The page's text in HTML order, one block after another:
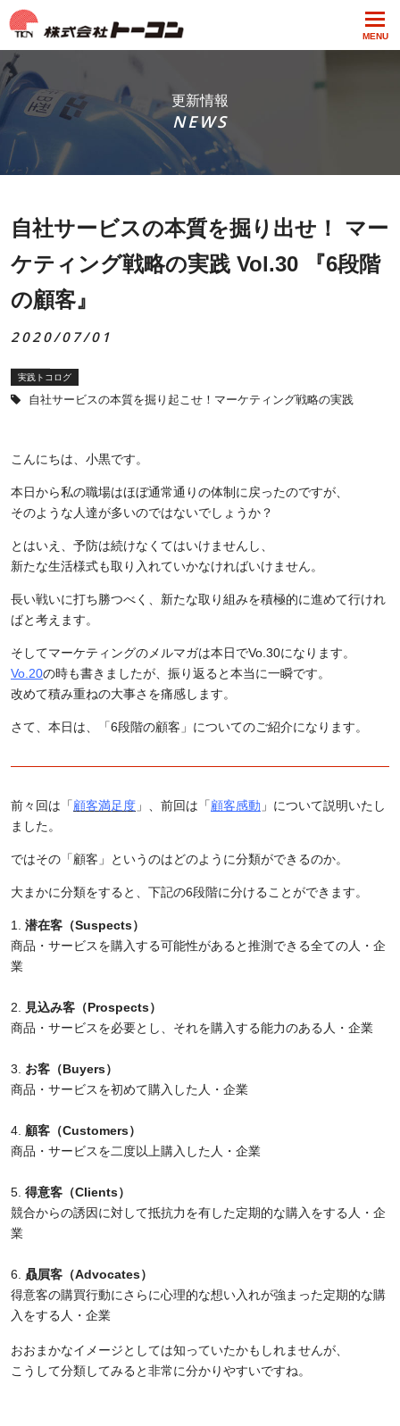
MENU
更新情報
NEWS
自社サービスの本質を掘り出せ！ マー
ケティング戦略の実践 Vol.30 『6段階
の顧客』
2020/07/01
実践トコログ
自社サービスの本質を掘り起こせ！マーケティング戦略の実践
こんにちは、小黒です。
本日から私の職場はほぼ通常通りの体制に戻ったのですが、
そのような人達が多いのではないでしょうか？
とはいえ、予防は続けなくてはいけませんし、
新たな生活様式も取り入れていかなければいけません。
長い戦いに打ち勝つべく、新たな取り組みを積極的に進めて行けれ
ばと考えます。
そしてマーケティングのメルマガは本日でVo.30になります。
Vo.20の時も書きましたが、振り返ると本当に一瞬です。
改めて積み重ねの大事さを痛感します。
さて、本日は、「6段階の顧客」についてのご紹介になります。
前々回は「顧客満足度 」、前回は「顧客感動 」について説明いたし
ました。
ではその「顧客」というのはどのように分類ができるのか。
大まかに分類をすると、下記の6段階に分けることができます。
潜在客（Suspects）
商品・サービスを購入する可能性があると推測できる全ての人・企
業
見込み客（Prospects）
商品・サービスを必要とし、それを購入する能力のある人・企業
お客（Buyers）
商品・サービスを初めて購入した人・企業
顧客（Customers）
商品・サービスを二度以上購入した人・企業
得意客（Clients）
競合からの誘因に対して抵抗力を有した定期的な購入をする人・企
業
贔屓客（Advocates）
得意客の購買行動にさらに心理的な想い入れが強まった定期的な購
入をする人・企業
おおまかなイメージとしては知っていたかもしれませんが、
こうして分類してみると非常に分かりやすいですね。